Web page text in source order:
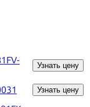
Узнать цену
Узнать цену